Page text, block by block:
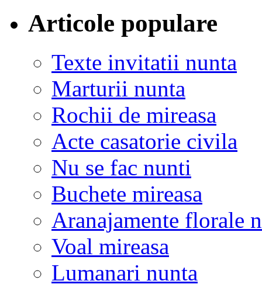
Articole populare
Texte invitatii nunta
Marturii nunta
Rochii de mireasa
Acte casatorie civila
Nu se fac nunti
Buchete mireasa
Aranajamente florale
Voal mireasa
Lumanari nunta